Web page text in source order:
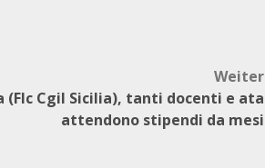
Weiter
(Flc Cgil Sicilia), tanti docenti e ata
attendono stipendi da mesi